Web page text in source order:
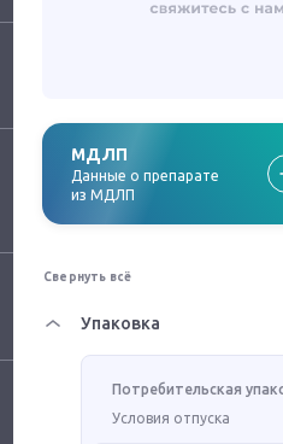
МДЛП
Данные о препарате
из МДЛП
Свернуть всё
Упаковка
Потребительская
Условия отпуска